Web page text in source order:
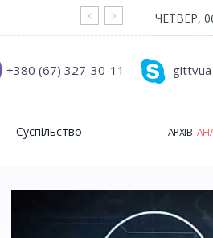
На війні
ЧЕТВЕР,
gittvua
+380 (67) 327-30-11
Суспільство АРХІВ